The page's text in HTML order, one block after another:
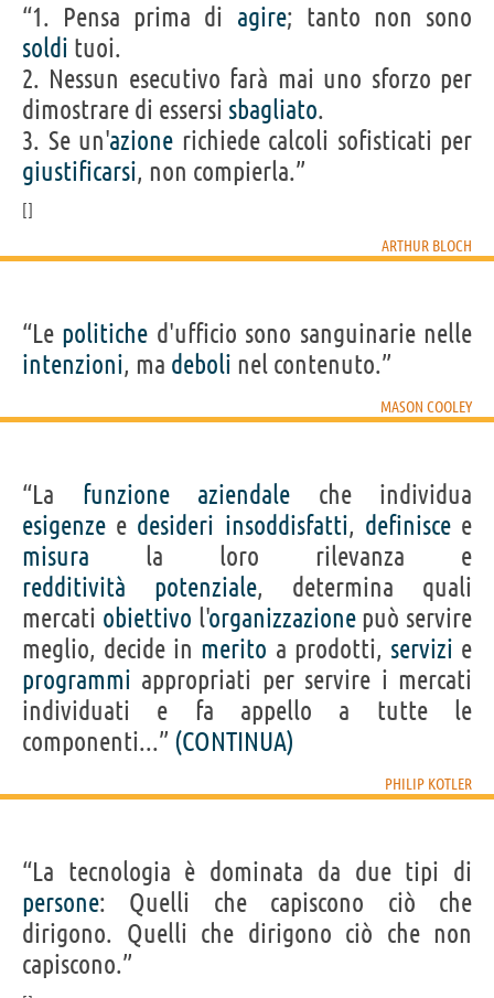
“1. Pensa prima di agire; tanto non sono
soldi tuoi.
2. Nessun esecutivo farà mai uno sforzo per
dimostrare di essersi sbagliato.
3. Se un'azione richiede calcoli sofisticati per
giustificarsi, non compierla.”
ARTHUR BLOCH
“Le politiche d'ufficio sono sanguinarie nelle
intenzioni, ma deboli nel contenuto.”
MASON COOLEY
“La funzione aziendale che individua
esigenze e desideri insoddisfatti, definiscee
misura la loro rilevanza e
redditività
potenziale, determina quali
mercati obiettivo l'organizzazionepuò servire
meglio, decide in merito a prodotti, servizi e
programmi appropriati per servire i mercati
individuati e fa appello a tutte le
componenti...” (CONTINUA)
PHILIP KOTLER
“La tecnologia è dominata da due tipi di
persone: Quelli che capiscono ciò che
dirigono. Quelli che dirigono ciò che non
capiscono.”